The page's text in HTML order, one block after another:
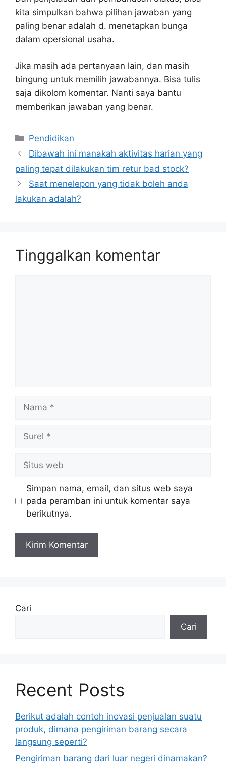
kita simpulkan bahwa pilihan jawaban yang
paling benar adalah d. menetapkan bunga
dalam opersional usaha.
Jika masih ada pertanyaan lain, dan masih
bingung untuk memilih jawabannya. Bisa tulis
saja dikolom komentar. Nanti saya bantu
memberikan jawaban yang benar.
Kategori
Pendidikan
Dibawah ini manakah aktivitas harian yang
paling tepat dilakukan tim retur bad stock?
Saat menelepon yang tidak boleh anda
lakukan adalah?
Tinggalkan komentar
Nama
Surel
Situs
web
Simpan nama, email, dan situs web saya
pada peramban ini untuk komentar saya
berikutnya.
Cari
Cari
Recent Posts
Berikut adalah contoh inovasi penjualan suatu
produk, dimana pengiriman barang secara
langsung seperti?
Pengiriman barang dari luar negeri dinamakan?